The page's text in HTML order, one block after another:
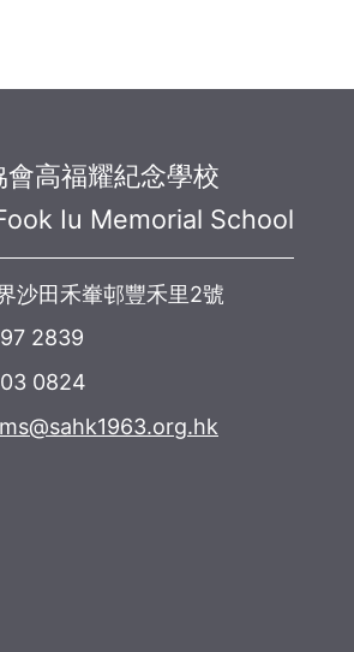
高福耀紀念學校
Iu Memorial School
沙田禾輋邨豐禾里2號
2839
0824